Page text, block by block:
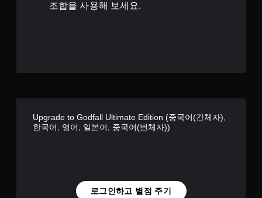
조합을 사용해 보세요.
Upgrade to Godfall Ultimate Edition (중국어(간체자),
한국어, 영어, 일본어, 중국어(번체자))
로그인하고 별점 주기